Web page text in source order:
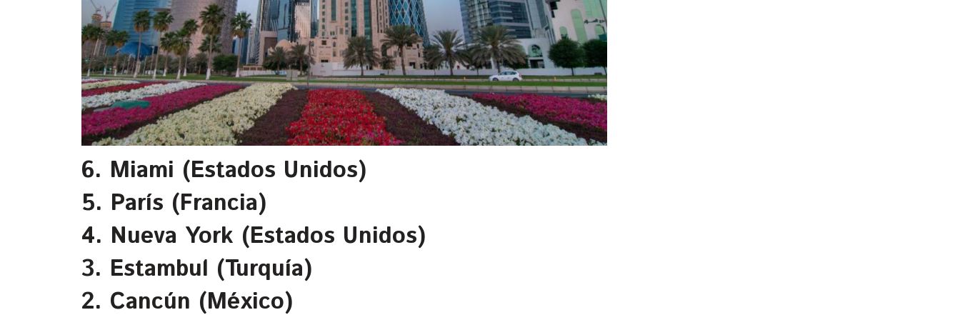
6. Miami (Estados Unidos)
5. París (Francia)
4. Nueva York (Estados Unidos)
3. Estambul (Turquía)
2. Cancún (México)